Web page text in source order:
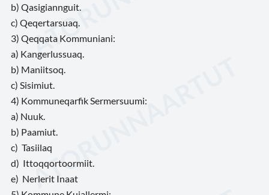
b) Qasigiannguit.
c) Qeqertarsuaq.
3) Qeqqata Kommuniani:
a) Kangerlussuaq.
b) Maniitsoq.
c) Sisimiut.
4) Kommuneqarfik Sermersuumi:
a) Nuuk.
b) Paamiut.
c) Tasiilaq
d) Ittoqqortoormiit.
e) Nerlerit Inaat